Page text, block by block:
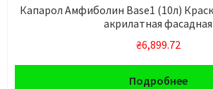
Капарол Амфиболин Base1 (10л)
акрилатная фасадная
₴6,899.72
Подробнее